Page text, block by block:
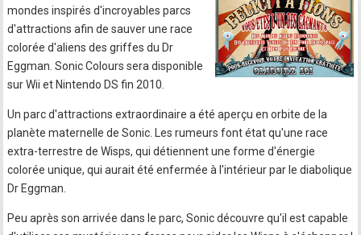
mondes inspirés d'incroyables parcs
d'attractions afin de sauver une race
colorée d'aliens des griffes du Dr
Eggman. Sonic Colours sera disponible
sur Wii et Nintendo DS fin 2010.
Un parc d'attractions extraordinaire a été aperçu en orbite de la
planète maternelle de Sonic. Les rumeurs font état qu'une race
extra-terrestre de Wisps, qui détiennent une forme d'énergie
colorée unique, qui aurait été enfermée à l'intérieur par le diabolique
Dr Eggman.
Peu après son arrivée dans le parc, Sonic découvre qu'il est capable